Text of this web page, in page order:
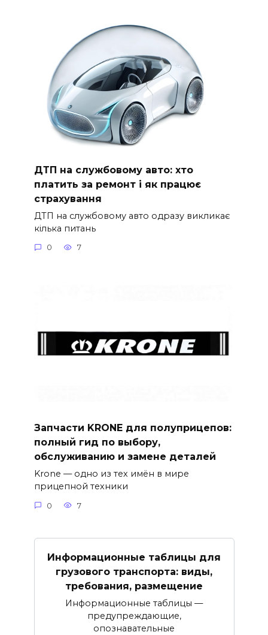
ДТП на службовому авто: хто
платить за ремонт і як працює
страхування
ДТП на службовому авто одразу викликає
кілька питань
0 7
Запчасти KRONE для полуприцепов:
полный гид по выбору,
обслуживанию и замене деталей
Krone — одно из тех имён в мире
прицепной техники
0 7
Информационные таблицы для
грузового транспорта: виды,
требования, размещение
Информационные таблицы —
предупреждающие,
опознавательные